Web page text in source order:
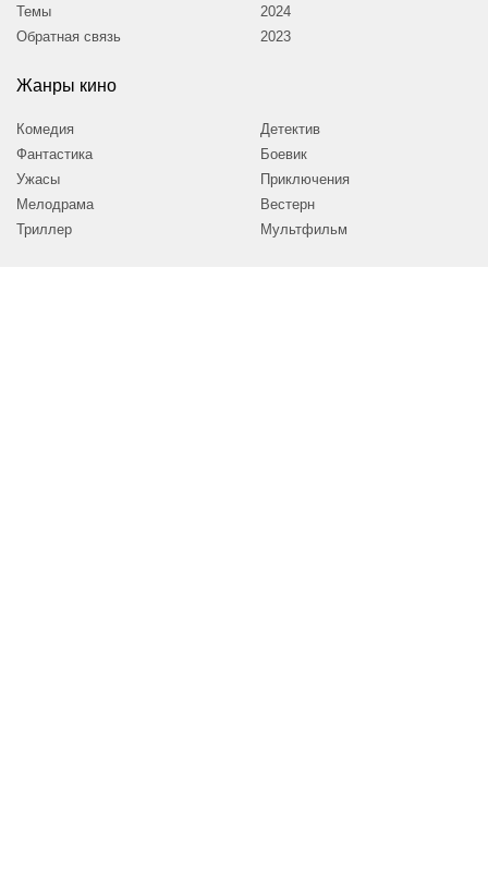
Темы
Обратная связь
2024
2023
Жанры кино
Комедия
Фантастика
Ужасы
Мелодрама
Триллер
Детектив
Боевик
Приключения
Вестерн
Мультфильм